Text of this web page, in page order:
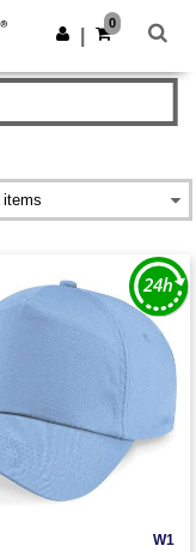
Scarica app
0
W1